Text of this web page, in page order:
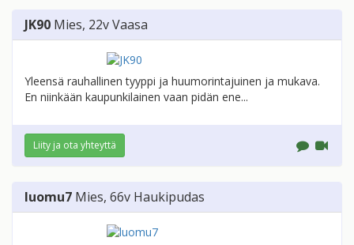
JK90 Mies, 22vVaasa
Yleensä rauhallinen tyyppi ja huumorintajuinen ja mukava.
En niinkään kaupunkilainen vaan pidän ene...
Liity ja ota yhteyttä
luomu7 Mies, 66v Haukipudas